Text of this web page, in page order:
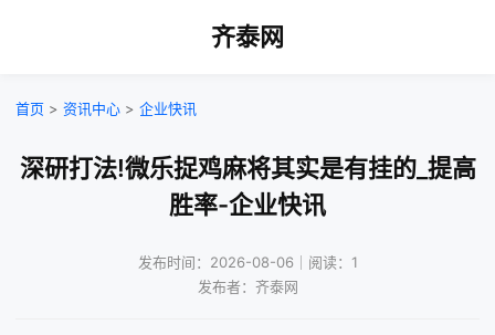
齐泰网
首页 > 资讯中心 > 企业快讯
深研打法!微乐捉鸡麻将其实是有挂的_提高
胜率-企业快讯
发布时间：2026-08-06｜阅读：1
发布者：齐泰网